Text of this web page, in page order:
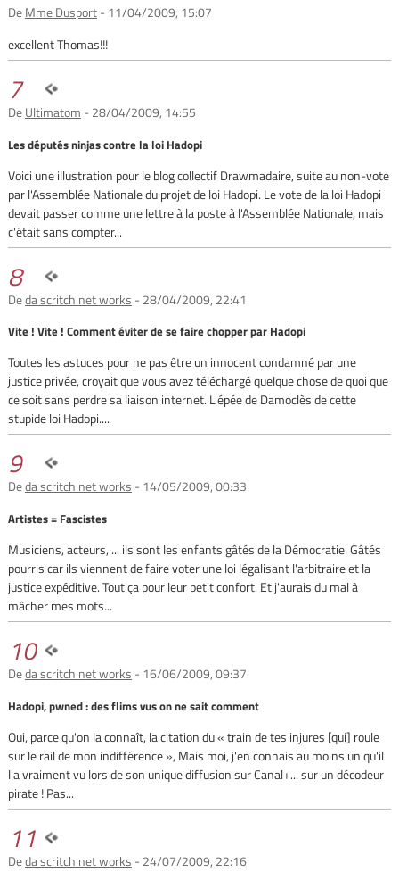
DeMme Dusport- 11/04/2009, 15:07
excellent Thomas!!!
7
DeUltimatom - 28/04/2009, 14:55
Les députés ninjas contre la loi Hadopi
Voici une illustration pour le blog collectif Drawmadaire, suite au non-vote
par l'Assemblée Nationale du projet de loi Hadopi. Le vote de la loi Hadopi
devait passer comme une lettre à la poste à l'Assemblée Nationale, mais
c'était sans compter...
8
Deda scritch net works - 28/04/2009, 22:41
Vite ! Vite ! Comment éviter de se faire chopper par Hadopi
Toutes les astuces pour ne pas être un innocent condamné par une
justice privée, croyait que vous avez téléchargé quelque chose de quoi que
ce soit sans perdre sa liaison internet. L'épée de Damoclès de cette
stupide loi Hadopi....
9
Deda scritch net works - 14/05/2009, 00:33
Artistes = Fascistes
Musiciens, acteurs, ... ils sont les enfants gâtés de la Démocratie. Gâtés
pourris car ils viennent de faire voter une loi légalisant l'arbitraire et la
justice expéditive. Tout ça pour leur petit confort. Et j'aurais du mal à
mâcher mes mots...
10
Deda scritch net works - 16/06/2009, 09:37
Hadopi, pwned : des flims vus on ne sait comment
Oui, parce qu'on la connaît, la citation du « train de tes injures [qui] roule
sur le rail de mon indifférence », Mais moi, j'en connais au moins un qu'il
l'a vraiment vu lors de son unique diffusion sur Canal+... sur un décodeur
pirate ! Pas...
11
Deda scritch net works - 24/07/2009, 22:16